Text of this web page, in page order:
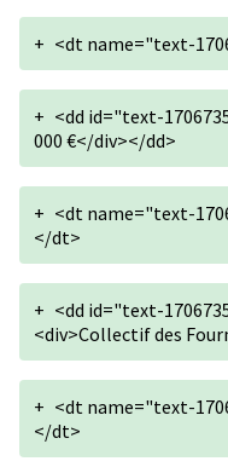
+ <dt name="text-
+ <dd id="text-
000 €</div></dd>
+ <dt name="text-
</dt>
+ <dd id="text-
<div>Collectif des
+ <dt name="text-
</dt>